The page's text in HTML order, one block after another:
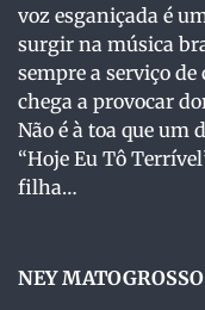
voz esganiçada é
surgir na música
sempre a serviço de
chega a provocar
Não é à toa que um
“Hoje Eu Tô
filha…
NEY MATOGROSSO